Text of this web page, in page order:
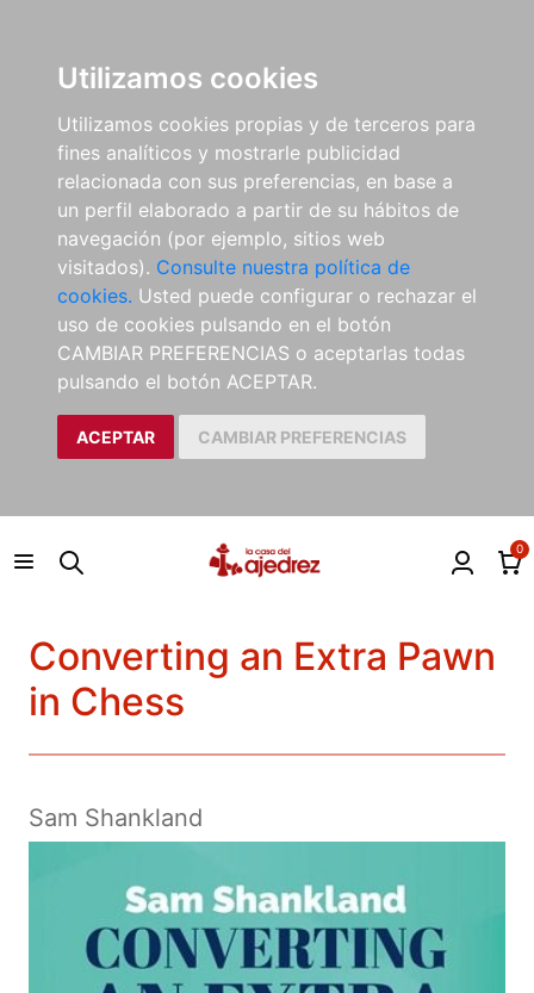
Utilizamos cookies
Utilizamos cookies propias y de terceros para
fines analíticos y mostrarle publicidad
relacionada con sus preferencias, en base a
un perfil elaborado a partir de su hábitos de
navegación (por ejemplo, sitios web
visitados). Consulte nuestra política de
cookies. Usted puede configurar o rechazar el
uso de cookies pulsando en el botón
CAMBIAR PREFERENCIAS o aceptarlas todas
pulsando el botón ACEPTAR.
ACEPTAR CAMBIAR PREFERENCIAS
0
Converting an Extra Pawn
in Chess
Sam Shankland